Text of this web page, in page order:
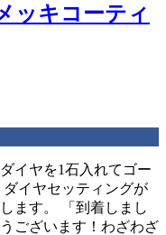
ッキコーティ
イヤを1石入れてゴー
イヤセッティングが
ます。 「到着しまし
ございます！わざわざ